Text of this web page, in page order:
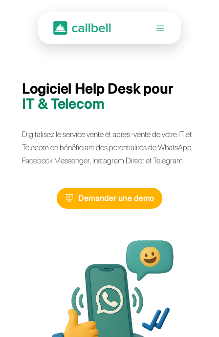
Logiciel Help Desk pour
IT & Telecom
Digitalisez le service vente et apres-vente de votre
Facebook Messenger, Instagram Direct et
Demander une demo